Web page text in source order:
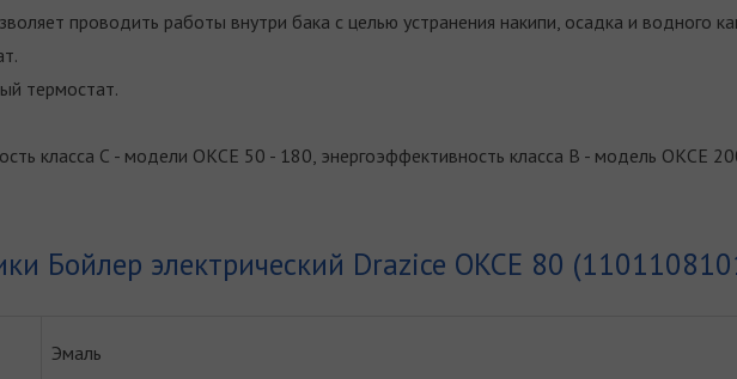
проводить работы внутри бака с целью устранения накипи, осадка и водного
термостат.
класса С - модели ОКСЕ 50 - 180, энергоэффективность класса В - модель ОКСЕ
Бойлер электрический Drazice OKCE 80
Эмаль